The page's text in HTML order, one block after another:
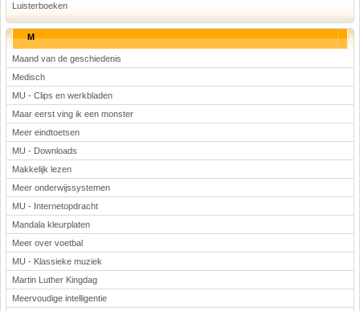
Luisterboeken
M
Maand van de geschiedenis
Medisch
MU - Clips en werkbladen
Maar eerst ving ik een monster
Meer eindtoetsen
MU - Downloads
Makkelijk lezen
Meer onderwijssystemen
MU - Internetopdracht
Mandala kleurplaten
Meer over voetbal
MU - Klassieke muziek
Martin Luther Kingdag
Meervoudige intelligentie